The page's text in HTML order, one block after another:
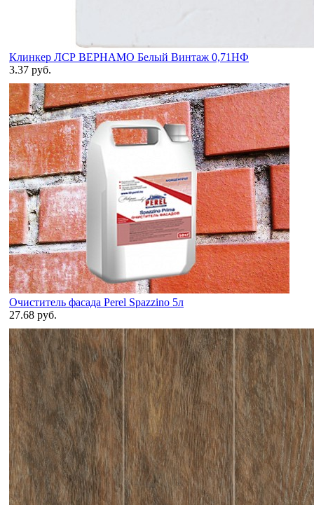
Клинкер ЛСР ВЕРНАМО Белый Винтаж 0,71НФ
3.37 руб.
Очиститель фасада Perel Spazzino 5л
27.68 руб.